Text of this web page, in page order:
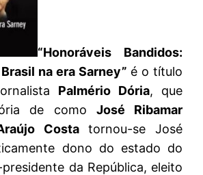
“Honoráveis Bandidos:
na era Sarney” é o título
Palmério Dória, que
de como José Ribamar
Costatornou-se José
dono do estado do
da República, eleito